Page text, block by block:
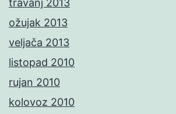
travanj 2013
ožujak 2013
veljača 2013
listopad 2010
rujan 2010
kolovoz 2010